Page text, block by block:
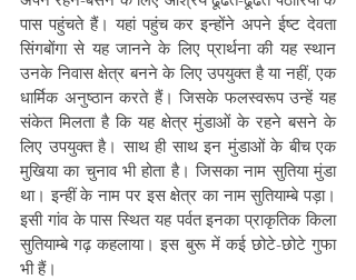
पास पहुंचते हैं। यहां पहुंच कर इन्होंने अपने ईष्ट देवता
सिंगबोंगा से यह जानने के लिए प्रार्थना की यह स्थान
उनके निवास क्षेत्र बनने के लिए उपयुक्त है या नहीं, एक
धार्मिक अनुष्ठान करते हैं। जिसके फलस्वरूप उन्हें यह
संकेत मिलता है कि यह क्षेत्र मुंडाओं के रहने बसने के
लिए उपयुक्त है। साथ ही साथ इन मुंडाओं के बीच एक
मुखिया का चुनाव भी होता है। जिसका नाम सुतिया मुंडा
था। इन्हीं के नाम पर इस क्षेत्र का नाम सुतियाम्बे पड़ा।
इसी गांव के पास स्थित यह पर्वत इनका प्राकृतिक किला
सुतियाम्बे गढ़ कहलाया। इस बुरू में कई छोटे-छोटे गुफा
भी हैं।